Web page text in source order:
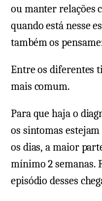
ou manter relações
quando está nesse
também os
Entre os diferentes
mais comum.
Para que haja o
os sintomas
os dias, a maior
mínimo 2 semanas.
episódio desses